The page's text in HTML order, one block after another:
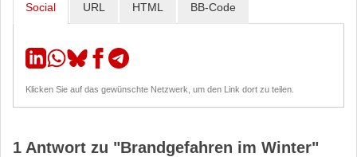
Social URL HTML BB-Code
Klicken Sie auf das gewünschte Netzwerk, um den Link dort zu teilen.
1 Antwort zu "Brandgefahren im Winter"